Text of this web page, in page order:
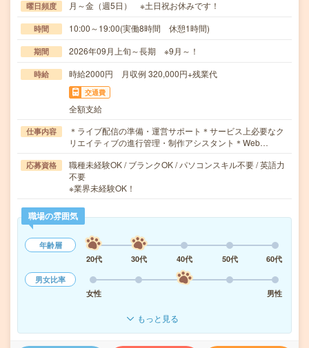
曜日頻度 月～金（週5日） ※土日祝お休みです！
時間 10:00～19:00(実働8時間 休憩1時間)
期間 2026年09月上旬～長期 ※9月～！
時給 時給2000円 月収例 320,000円+残業代
交通費
全額支給
仕事内容
＊ライブ配信の準備・運営サポート＊サービス上必要なク
リエイティブの進行管理・制作アシスタント＊Web…
応募資格
職種未経験OK / ブランクOK / パソコンスキル不要 / 英語力
不要
※業界未経験OK！
職場の雰囲気
年齢層
20代
30代 40代 50代
60代
男女比率
女性
男性
もっと見る